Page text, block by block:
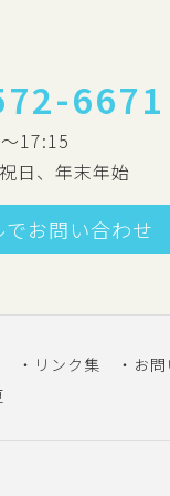
6671
17:15
日、年末年始
でお問い合わせ
リンク集
お